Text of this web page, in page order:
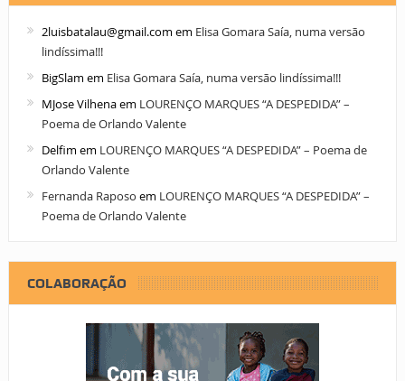
2luisbatalau@gmail.com em Elisa Gomara Saía, numa versão
lindíssima!!!
BigSlam em Elisa Gomara Saía, numa versão lindíssima!!!
MJose Vilhenaem LOURENÇO MARQUES “A DESPEDIDA” –
Poema de Orlando Valente
Delfim em LOURENÇO MARQUES “A DESPEDIDA” – Poema de
Orlando Valente
Fernanda Raposo em LOURENÇO MARQUES “A DESPEDIDA” –
Poema de Orlando Valente
COLABORAÇÃO